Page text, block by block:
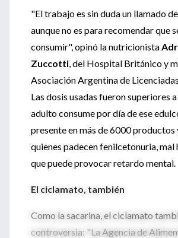
"El trabajo es sin duda un llamado
aunque no es para recomendar que
consumir", opinó la nutricionista
Zuccotti, del Hospital Británico y
Asociación Argentina de
Las dosis usadas fueron superiores
adulto consume por día de ese
presente en más de 6000 productos
quienes padecen fenilcetonuria,
que puede provocar retardo mental.
El ciclamato, también
Como la sacarina, el ciclamato
controversia: "La Agencia de